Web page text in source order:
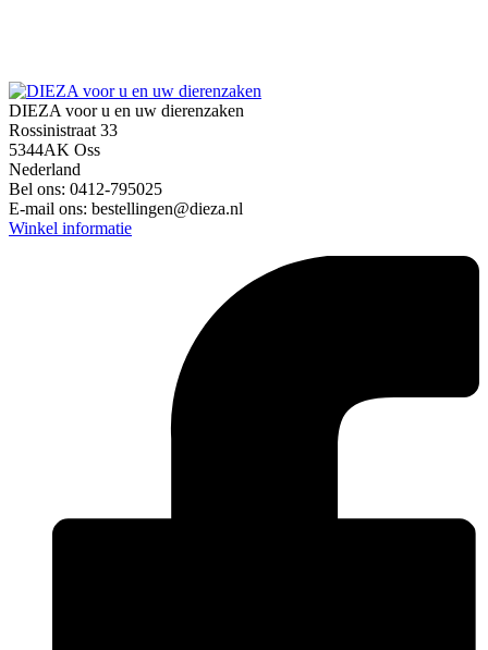
DIEZA voor u en uw dierenzaken
Rossinistraat 33
5344AK Oss
Nederland
Bel ons: 0412-795025
E-mail ons: bestellingen@dieza.nl
Winkel informatie